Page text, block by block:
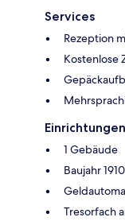
Services
Rezeption
Kostenlose
Einrichtungen
1 Gebäude
Baujahr 1910
Tresorfach